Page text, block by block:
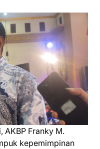
AKBP Franky M.
kepemimpinan